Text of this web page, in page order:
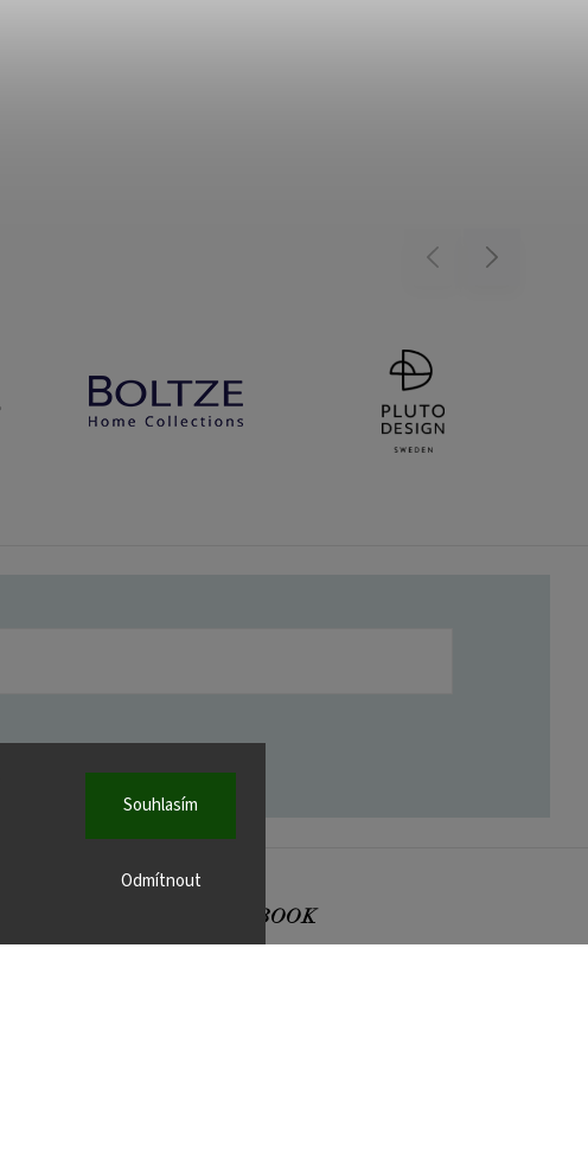
Odmítnout
Souhlasím
Previous Next
FACEBOOK